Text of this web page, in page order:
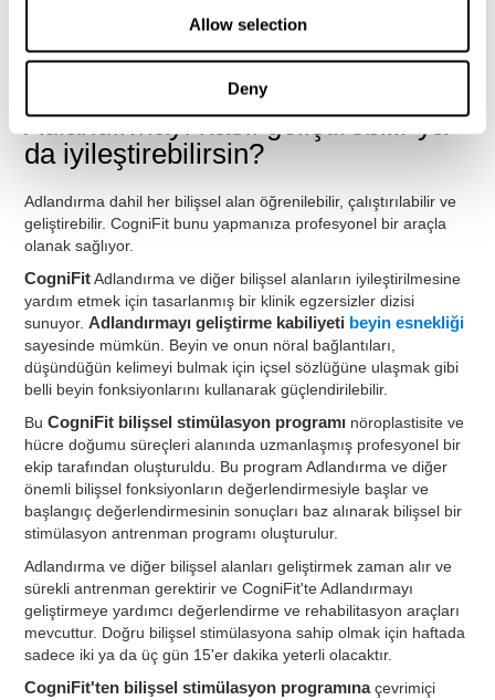
Allow selection
Deny
Araştırma Testi REST-COM
: Nesneler kısa süreliğine
olabildiğince hızlı seçer.
Adlandırmayı nasıl geliştirebilir ya
da iyileştirebilirsin?
Adlandırma dahil her bilişsel alan öğrenilebilir, çalıştırılabilir ve
geliştirebilir. CogniFit bunu yapmanıza profesyonel bir araçla
olanak sağlıyor.
CogniFitAdlandırma ve diğer bilişsel alanların iyileştirilmesine
yardım etmek için tasarlanmış bir klinik egzersizler dizisi
sunuyor.Adlandırmayı geliştirme kabiliyeti beyin esnekliği
sayesinde mümkün. Beyin ve onun nöral bağlantıları,
düşündüğün kelimeyi bulmak için içsel sözlüğüne ulaşmak gibi
belli beyin fonksiyonlarını kullanarak güçlendirilebilir.
BuCogniFit bilişsel stimülasyon programı nöroplastisite ve
hücre doğumu süreçleri alanında uzmanlaşmış profesyonel bir
ekip tarafından oluşturuldu. Bu program Adlandırma ve diğer
önemli bilişsel fonksiyonların değerlendirmesiyle başlar ve
başlangıç değerlendirmesinin sonuçları baz alınarak bilişsel bir
stimülasyon antrenman programı oluşturulur.
Adlandırma ve diğer bilişsel alanları geliştirmek zaman alır ve
sürekli antrenman gerektirir ve CogniFit'te Adlandırmayı
geliştirmeye yardımcı değerlendirme ve rehabilitasyon araçları
mevcuttur. Doğru bilişsel stimülasyona sahip olmak için haftada
sadece iki ya da üç gün 15'er dakika yeterli olacaktır.
CogniFit'ten bilişsel stimülasyon programınaçevrimiçi